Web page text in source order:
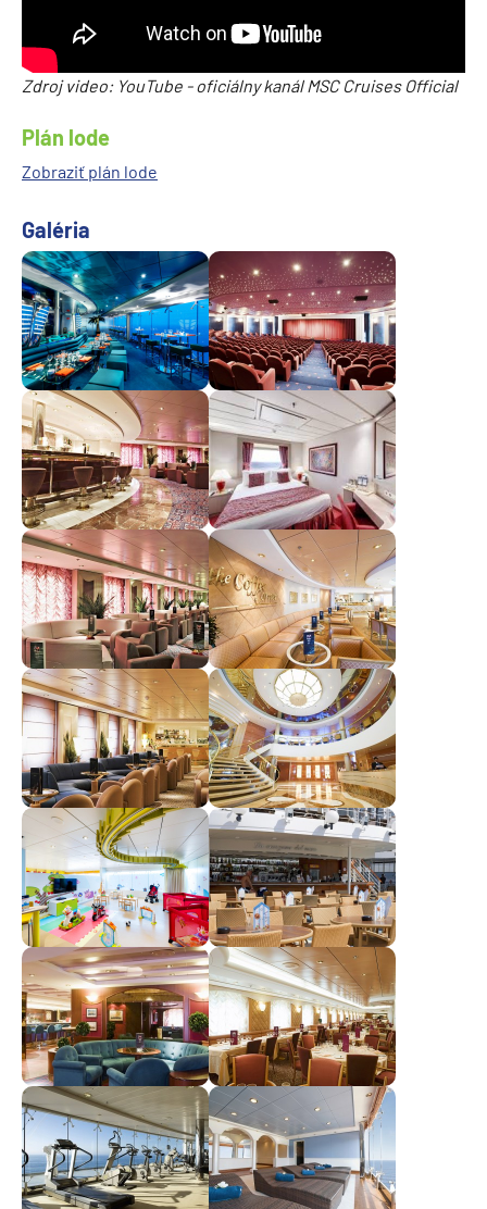
Zdroj video: YouTube - oficiálny kanál MSC Cruises Official
Plán lode
Zobraziť plán lode
Galéria